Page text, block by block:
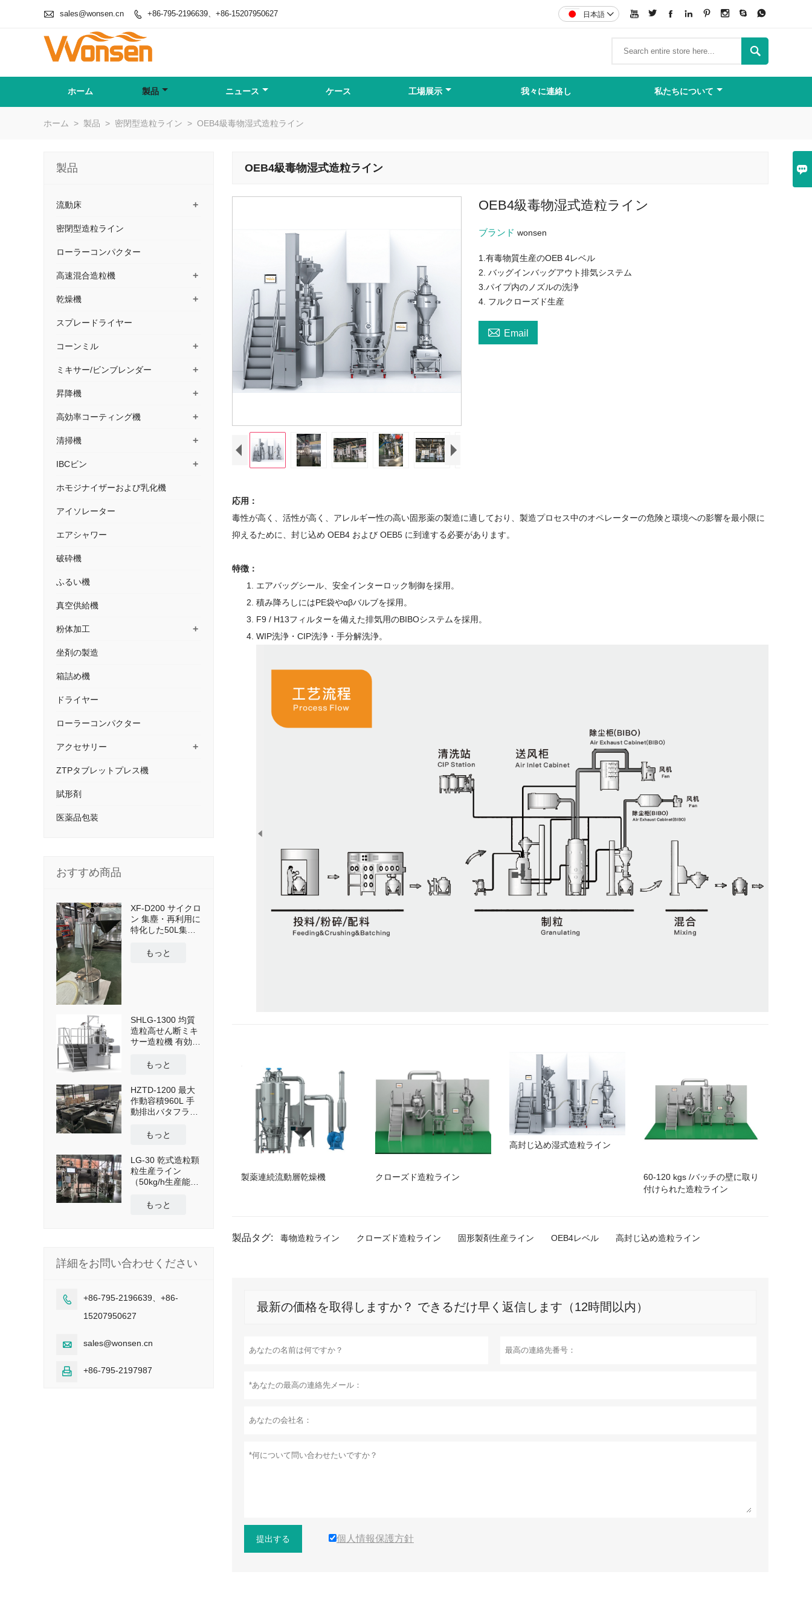

 sales@wonsen.cn  +86-795-2196639、+86-15207950627        
日本語 

ホーム 製品 ニュース ケース 工場展示 我々に連絡し 私たちについて
ホーム > 製品 > 密閉型造粒ライン > OEB4級毒物湿式造粒ライン
OEB4級毒物湿式造粒ライン
OEB4級毒物湿式造粒ライン
ブランドwonsen
1.有毒物質生産のOEB 4レベル
2. バッグインバッグアウト排気システム
3.パイプ内のノズルの洗浄
4. フルクローズド生産
 Email
応用：
毒性が高く、活性が高く、アレルギー性の高い固形薬の製造に適しており、製造プロセス中のオペレーターの危険と環境への影響を最小限に
抑えるために、封じ込め OEB4 および OEB5 に到達する必要があります。
特徴：
エアバッグシール、安全インターロック制御を採用。
積み降ろしにはPE袋やαβバルブを採用。
F9 / H13フィルターを備えた排気用のBIBOシステムを採用。
WIP洗浄・CIP洗浄・手分解洗浄。
製薬連続流動層乾燥機 クローズド造粒ライン
高封じ込め湿式造粒ライン
60-120 kgs /バッチの壁に取り
付けられた造粒ライン
製品タグ: 毒物造粒ライン クローズド造粒ライン 固形製剤生産ライン OEB4レベル 高封じ込め造粒ライン
最新の価格を取得しますか？ できるだけ早く返信します（12時間以内）
提出する 個人情報保護方針
製品
+
流動床
密閉型造粒ライン
ローラーコンパクター
+
高速混合造粒機
+
乾燥機
スプレードライヤー
+
コーンミル
+
ミキサー/ビンブレンダー
+
昇降機
+
高効率コーティング機
+
清掃機
+
IBCビン
ホモジナイザーおよび乳化機
アイソレーター
エアシャワー
破砕機
ふるい機
真空供給機
+
粉体加工
坐剤の製造
箱詰め機
ドライヤー
ローラーコンパクター
+
アクセサリー
ZTPタブレットプレス機
賦形剤
医薬品包装
おすすめ商品
XF-D200 サイクロ
ン 集塵・再利用に
特化した50L集塵
ート搭載
もっと
SHLG-1300 均質
造粒高せん断ミキ
サー造粒機 有効容
もっと
HZTD-1200 最大
作動容積960L 手
動排出バタフライ
もっと
LG-30 乾式造粒顆
粒生産ライン
（50kg/h生産能
もっと
詳細をお問い合わせください

+86-795-2196639、+86-
15207950627
 sales@wonsen.cn
 +86-795-2197987